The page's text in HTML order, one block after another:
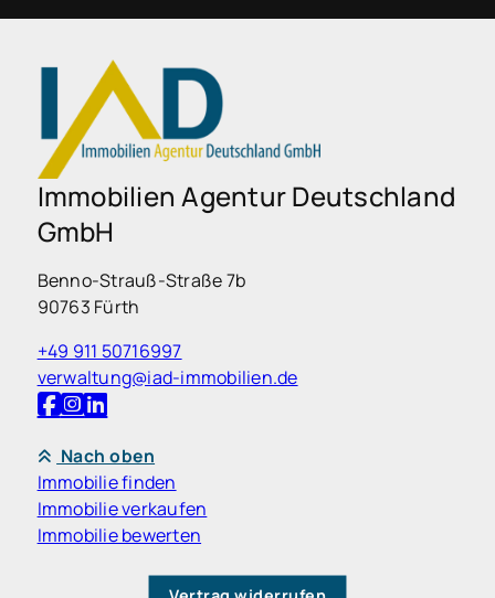
Immobilien Agentur Deutschland
GmbH
Benno-Strauß-Straße 7b
90763 Fürth
+49 911 50716997
verwaltung@iad-immobilien.de
Nach oben
Immobilie finden
Immobilie verkaufen
Immobilie bewerten